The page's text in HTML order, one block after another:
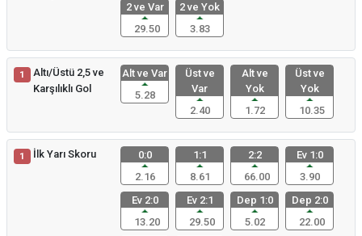
2 ve Var
29.50
2 ve Yok
3.83
1
Altı/Üstü 2,5 ve
Karşılıklı Gol
Alt ve Var
5.28
Üst ve
Var
2.40
Alt ve
Yok
1.72
Üst ve
Yok
10.35
1 İlk Yarı Skoru
0:0
2.16
1:1
8.61
2:2
66.00
Ev 1:0
3.90
Ev 2:0
13.20
Ev 2:1
29.50
Dep 1:0
5.02
Dep 2:0
22.00